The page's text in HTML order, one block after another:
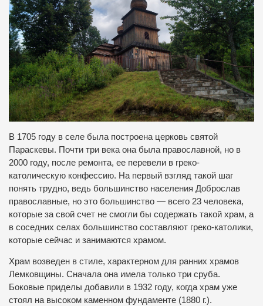
В 1705 году в селе была построена церковь святой
Параскевы. Почти три века она была православной, но в
2000 году, после ремонта, ее перевели в греко-
католическую конфессию. На первый взгляд такой шаг
понять трудно, ведь большинство населения Доброслав
православные, но это большинство — всего 23 человека,
которые за свой счет не смогли бы содержать такой храм, а
в соседних селах большинство составляют греко-католики,
которые сейчас и занимаются храмом.
Храм возведен в стиле, характерном для ранних храмов
Лемковщины. Сначала она имела только три сруба.
Боковые приделы добавили в 1932 году, когда храм уже
стоял на высоком каменном фундаменте (1880 г.).